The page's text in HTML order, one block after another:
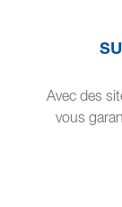
Avec des
vous